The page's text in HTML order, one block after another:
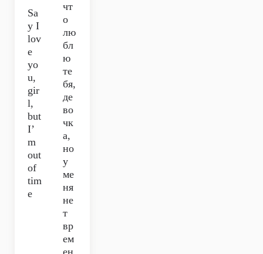
Sa
y I
lov
e
yo
u,
gir
l,
but
I’
m
out
of
tim
e
чт
о
лю
бл
ю
те
бя,
де
во
чк
а,
но
у
ме
ня
не
т
вр
ем
ен